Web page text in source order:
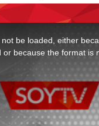
be loaded, either
or because the format is